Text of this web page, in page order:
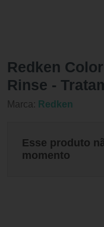
Redken
Rinse -
Marca: Redken
Esse produto
momento